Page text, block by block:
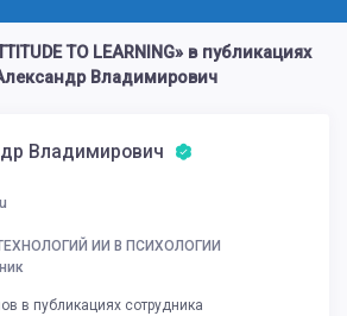
TO LEARNING» в публикациях
Владимирович
Владимирович
ИИ В ПСИХОЛОГИИ
в публикациях сотрудника